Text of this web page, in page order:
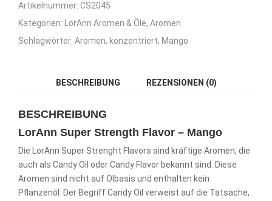
Artikelnummer: CS2045
Kategorien:
LorAnn Aromen & Öle, Aromen
Schlagwörter: Aromen, konzentriert, Mango
BESCHREIBUNG REZENSIONEN (0)
BESCHREIBUNG
LorAnn Super Strength Flavor – Mango
Die LorAnn Super Strenght Flavors sind kräftige Aromen, die
auch als Candy Oil oder Candy Flavor bekannt sind. Diese
Aromen sind nicht auf Ölbasis und enthalten kein
Pflanzenöl. Der Begriff Candy Oil verweist auf die Tatsache,